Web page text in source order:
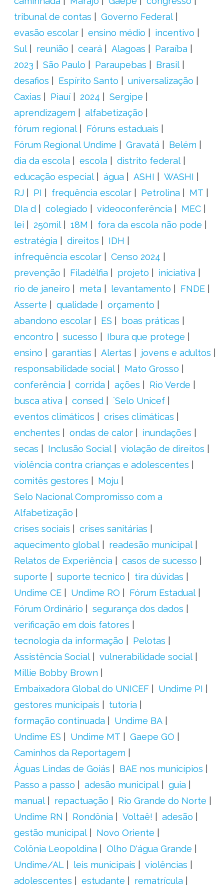
tribunal de contas
Governo Federal
evasão escolar
ensino médio
incentivo
Sul
reunião ceará Alagoas
Paraíba
2023
São Paulo Paraupebas
Brasil
desafios
Espírito Santo
universalização
Caxias
Piauí 2024
Sergipe
aprendizagem
alfabetização
fórum regional
Fóruns estaduais
Fórum Regional Undime
Gravatá
Belém
dia da escola
escola
distrito federal
educação especial
água ASHI
WASHI
RJ
PI frequência escolar Petrolina
MT
DIa d
colegiado videoconferência
MEC
lei
250mil 18M
fora da escola não pode
estratégia
direitos
IDH
infrequência escolar
Censo 2024
prevenção
Filadélfia projeto
iniciativa
rio de janeiro
meta levantamento
FNDE
Asserte
qualidade
orçamento
abandono escolar
ES
boas práticas
encontro
sucesso
Ibura que protege
ensino
garantias Alertas
jovens e adultos
responsabilidade social
Mato Grosso
conferência
corrida ações
Rio Verde
busca ativa
consed
´Selo Unicef
eventos climáticos
crises climáticas
enchentes
ondas de calor
inundações
secas
Inclusão Social
violação de direitos
violência contra crianças e adolescentes
comitês gestores
Moju
Selo Nacional Compromisso com a
Alfabetização
crises sociais
crises sanitárias
aquecimento global
readesão municipal
Relatos de Experiência
casos de sucesso
suporte
suporte tecnico
tira dúvidas
Undime CE
Undime RO
Fórum Estadual
Fórum Ordinário
segurança dos dados
verificação em dois fatores
tecnologia da informação
Pelotas
Assistência Social
vulnerabilidade social
Millie Bobby Brown
Embaixadora Global do UNICEF
Undime PI
gestores municipais
tutoria
formação continuada
Undime BA
Undime ES
Undime MT
Gaepe GO
Caminhos da Reportagem
Águas Lindas de Goiás
BAE nos municípios
Passo a passo
adesão municipal
guia
manual
repactuação
Rio Grande do Norte
Undime RN
Rondônia Voltaê!
adesão
gestão municipal
Novo Oriente
Colônia Leopoldina
Olho D'água Grande
Undime/AL
leis municipais
violências
adolescentes
estudante
rematrícula